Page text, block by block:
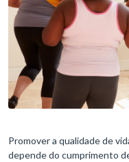
Promover a qualidade de
depende do cumprimento